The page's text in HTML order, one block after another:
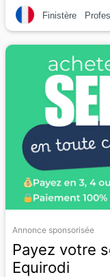
Finistère
Annonce sponsorisée
Payez votre
Equirodi